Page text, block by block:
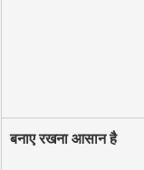
बनाए रखना आसान है